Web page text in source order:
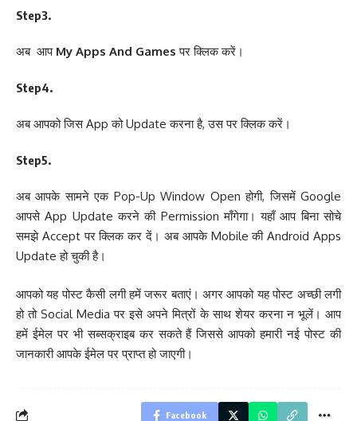
Step3.
अब आप My Apps And Gamesपर क्लिक करें।
Step4.
अब आपको जिस App को Update करना है, उस पर क्लिक करें।
Step5.
अब आपके सामने एक Pop-Up Window Open होगी, जिसमें Google
आपसे App Update करने की Permission माँगेगा। यहाँ आप बिना सोचे
समझे Accept पर क्लिक कर दें। अब आपके Mobile की Android Apps
Update हो चुकी है।
आपको यह पोस्ट कैसी लगी हमें जरूर बताएं। अगर आपको यह पोस्ट अच्छी लगी
हो तो Social Media पर इसे अपने मित्रों के साथ शेयर करना न भूलें। आप
हमें ईमेल पर भी सब्सक्राइब कर सकते हैं जिससे आपको हमारी नई पोस्ट की
जानकारी आपके ईमेल पर प्राप्त हो जाएगी।
Facebook